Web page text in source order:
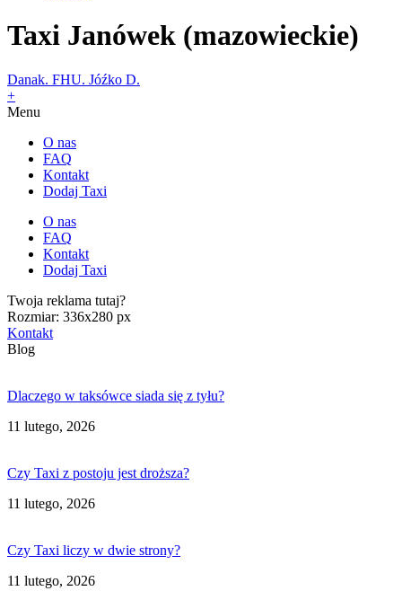
Taxi Janówek (mazowieckie)
Danak. FHU. Jóźko D.
+
Menu
O nas
FAQ
Kontakt
Dodaj Taxi
O nas
FAQ
Kontakt
Dodaj Taxi
Twoja reklama tutaj?
Rozmiar: 336x280 px
Kontakt
Blog
Dlaczego w taksówce siada się z tyłu?
11 lutego, 2026
Czy Taxi z postoju jest droższa?
11 lutego, 2026
Czy Taxi liczy w dwie strony?
11 lutego, 2026